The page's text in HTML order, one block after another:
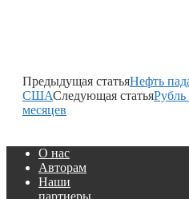
Предыдущая статьяНефть
СШАСледующая статья
месяцев
О нас
Авторам
Наши
партнеры